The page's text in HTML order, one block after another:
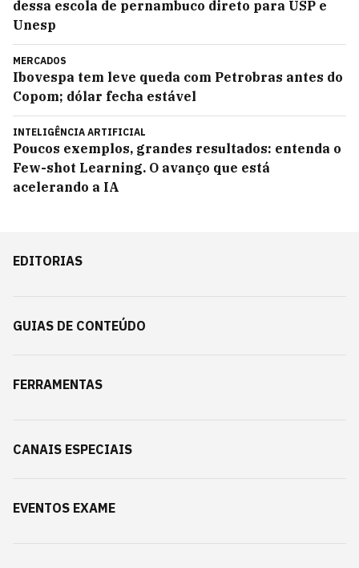
dessa escola de pernambuco direto para USP e
Unesp
MERCADOS
Ibovespa tem leve queda com Petrobras antes do
Copom; dólar fecha estável
INTELIGÊNCIA ARTIFICIAL
Poucos exemplos, grandes resultados: entenda o
Few-shot Learning. O avanço que está
acelerando a IA
EDITORIAS
GUIAS DE CONTEÚDO
FERRAMENTAS
CANAIS ESPECIAIS
EVENTOS EXAME